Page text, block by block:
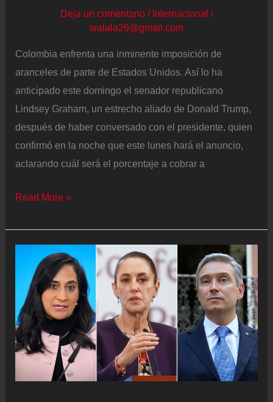
Deja un comentario / Internacional /
walala26@gmail.com
Colombia enfrenta una inminente imposición de
aranceles de parte de Estados Unidos. Así lo ha
anticipado este domingo el senador republicano
Lindsey Graham, un estrecho aliado de Donald Trump,
después de haber conversado con el presidente, quien
confirmó en la noche que este lunes hará el anuncio,
aclarando cuál será el porcentaje a cobrar a
Trump
la
principal
alianza
comercial
de
seguridad
Colombia
Read More »